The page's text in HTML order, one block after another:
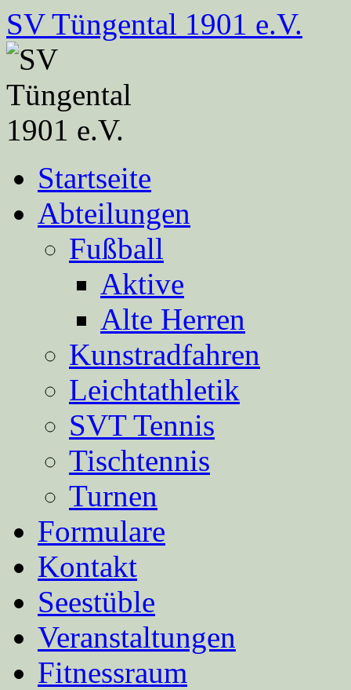
Zum
Inhalt
springen
SV Tüngental 1901 e.V.
Startseite
Abteilungen
Fußball
Aktive
Alte Herren
Kunstradfahren
Leichtathletik
SVT Tennis
Tischtennis
Turnen
Formulare
Kontakt
Seestüble
Veranstaltungen
Fitnessraum